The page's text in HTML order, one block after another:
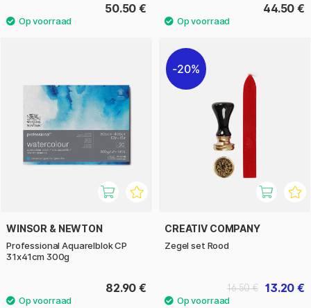
50.50 € 44.50 €
WINSOR & NEWTON
Professional Aquarelblok CP
31x41cm 300g
82.90 €
20%
CREATIV COMPANY
Zegel set Rood
13.20 €
16.50 €